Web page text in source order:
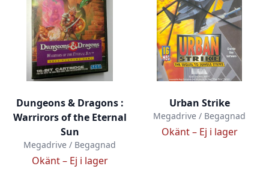
Dungeons & Dragons :
Warrirors of the Eternal
Sun
Megadrive / Begagnad
Okänt – Ej i lager
Urban Strike
Megadrive / Begagnad
Okänt – Ej i lager